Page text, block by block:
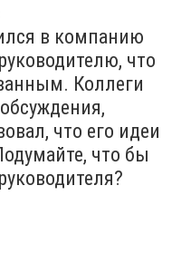
в компанию
что
Коллеги
что его идеи
что бы